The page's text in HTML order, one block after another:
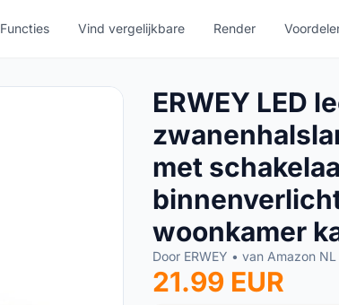
Functies Vind vergelijkbare Render
ERWEY LED
met
woonkamer
Door ERWEY • van Amazon NL
21.99 EUR